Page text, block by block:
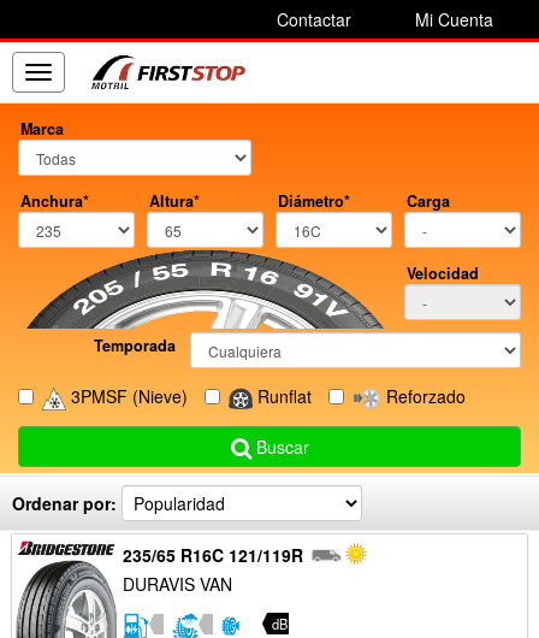
Contactar Mi Cuenta
Toggle
navigation
Marca
Anchura* Altura* Diámetro* Carga
Velocidad
Temporada
3PMSF (Nieve) Runflat Reforzado
Buscar
Ordenar por:
235/65 R16C 121/119R
DURAVIS VAN
dB